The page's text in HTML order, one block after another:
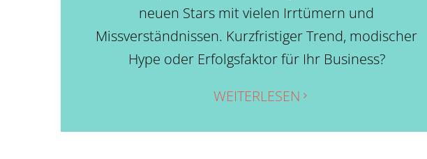
neuen Stars mit vielen Irrtümern und
Missverständnissen. Kurzfristiger Trend, modischer
Hype oder Erfolgsfaktor für Ihr Business?
WEITERLESEN